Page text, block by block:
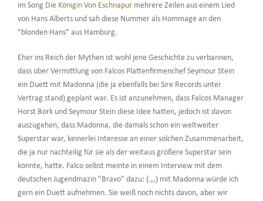
im Song Die Königin Von Eschnapurmehrere Zeilen aus einem Lied
von Hans Alberts und sah diese Nummer als Hommage an den
"blonden Hans" aus Hamburg.
Eher ins Reich der Mythen ist wohl jene Geschichte zu verbannen,
dass über Vermittlung von Falcos Plattenfirmenchef Seymour Stein
ein Duett mit Madonna (die ja ebenfalls bei Sire Records unter
Vertrag stand) geplant war. Es ist anzunehmen, dass Falcos Manager
Horst Bork und Seymour Stein diese Idee hatten, jedoch ist davon
auszugehen, dass Madonna, die damals schon ein weltweiter
Superstar war, keinerlei Interesse an einer solchen Zusammenarbeit,
die ja nur nachteilig für sie als der weitaus größere Superstar sein
könnte, hatte. Falco selbst meinte in einem Interview mit dem
deutschen Jugendmazin "Bravo" dazu: (.,,) mit Madonna würde ich
gern ein Duett aufnehmen. Sie weiß noch nichts davon, aber wir